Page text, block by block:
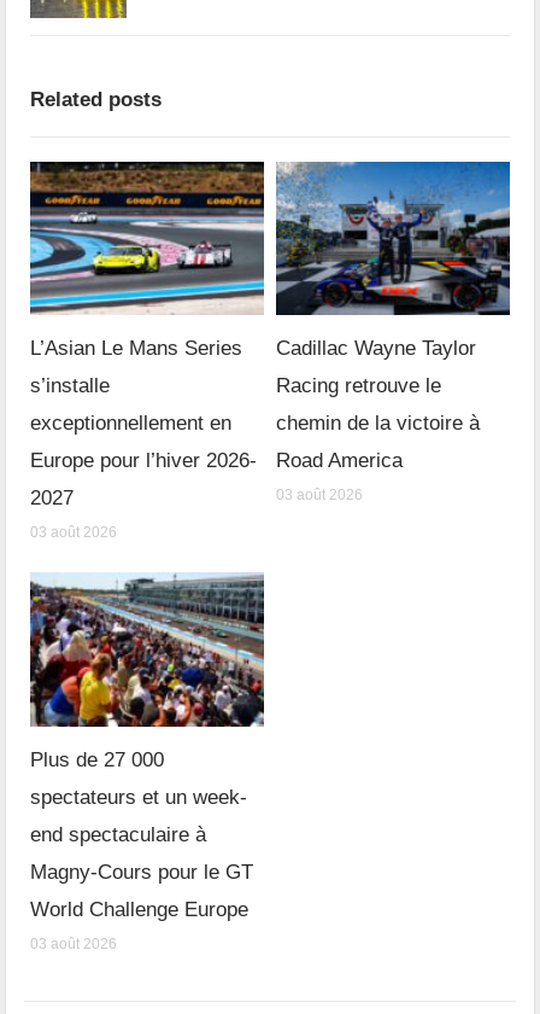
Related posts
L’Asian Le Mans Series
s’installe
exceptionnellement en
Europe pour l’hiver 2026-
2027
03 août 2026
Cadillac Wayne Taylor
Racing retrouve le
chemin de la victoire à
Road America
03 août 2026
Plus de 27 000
spectateurs et un week-
end spectaculaire à
Magny-Cours pour le GT
World Challenge Europe
03 août 2026